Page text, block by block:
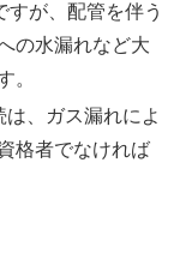
が、配管を伴う
の水漏れなど大
。
、ガス漏れによ
格者でなければ